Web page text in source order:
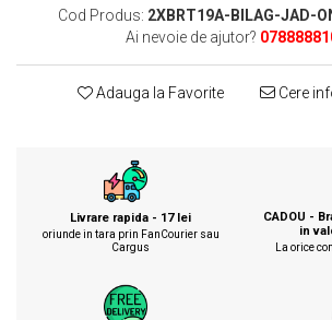
Cod Produs: 2XBRT19A-BILAG-JAD-
Ai nevoie de ajutor?
Adauga la Favorite Cere
Livrare rapida - 17 lei
oriunde in tara prin FanCourier sau
Cargus
CADOU -
in
La orice